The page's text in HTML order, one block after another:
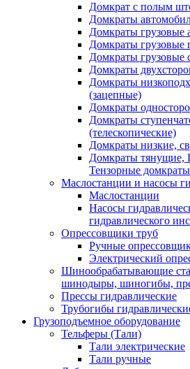
Домкрат с полым
Домкраты
Домкраты
Домкраты грузовые
Домкраты грузовые
Домкраты
Домкраты
(зацепные)
Домкраты
Домкраты
(телескопические)
Домкраты низкие,
Домкраты тянущие,
Тензорные домкраты
Маслостанции и насосы
Маслостанции
Насосы
гидравлического
Опрессовщики труб
Ручные
Электрический
Шинообрабатывающие
шинодыры, шиногибы,
Прессы гидравлические
Трубогибы
Грузоподъемное оборудование
Тельферы (Тали)
Тали электрические
Тали ручные